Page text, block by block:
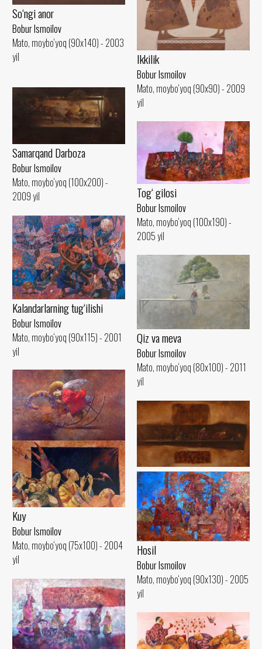
Ikkilik
Bobur Ismoilov
Mato, moybo‘yoq (90x90) - 2009
yil
So‘ngi anor
Bobur Ismoilov
Mato, moybo‘yoq (90x140) - 2003
yil
Samarqand Darboza
Bobur Ismoilov
Mato, moybo‘yoq (100x200) -
2009 yil
Tog‘ gilosi
Bobur Ismoilov
Mato, moybo‘yoq (100x190) -
2005 yil
Kalandarlarning tug‘ilishi
Bobur Ismoilov
Mato, moybo‘yoq (90x115) - 2001
yil
Qiz va meva
Bobur Ismoilov
Mato, moybo‘yoq (80x100) - 2011
yil
Uyqu
Bobur Ismoilov
Mato, moybo‘yoq (60x80) - 2006
yil
Kutish
Bobur Ismoilov
Mato, moybo‘yoq (75x100) - 2003
yil
Kuy
Bobur Ismoilov
Mato, moybo‘yoq (75x100) - 2004
yil
Hosil
Bobur Ismoilov
Mato, moybo‘yoq (90x130) - 2005
yil